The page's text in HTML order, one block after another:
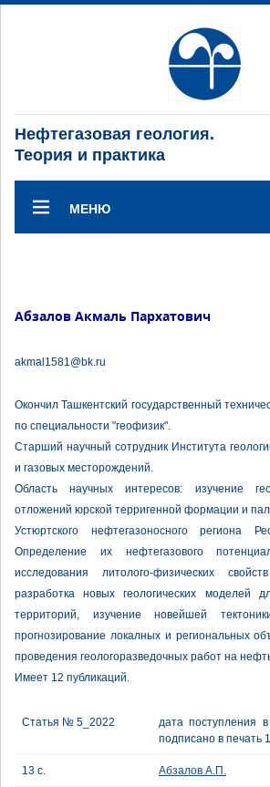
Нефтегазовая геология.
Теория и практика
МЕНЮ
Абзалов Акмаль Пархатович
akmal1581@bk.ru
Окончил Ташкентский государственный
по специальности "геофизик".
Старший научный сотрудник Института
и газовых месторождений.
Область научных интересов: изучение
отложений юрской терригенной формации и
Устюртского нефтегазоносного региона
Определение их нефтегазового
исследования литолого-физических
разработка новых геологических моделей
территорий, изучение новейшей
прогнозирование локалных и региональных
проведения геологоразведочных работ на
Имеет 12 публикаций.
Статья № 5_2022
дата поступления
подписано в печать
13 с. Абзалов А.П.